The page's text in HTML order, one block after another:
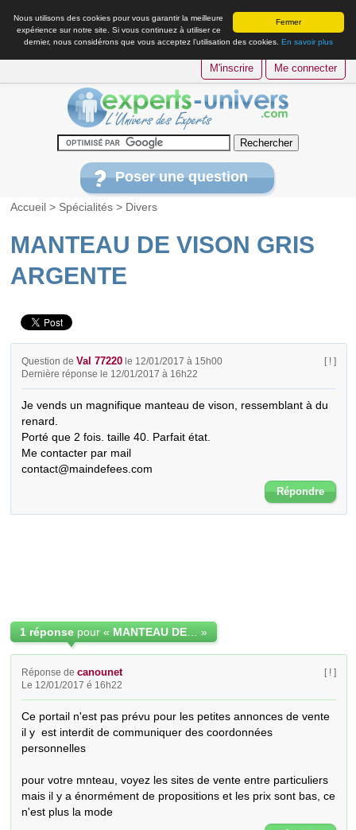
Fermer
Nous utilisons des cookies pour vous garantir la meilleure
expérience sur notre site. Si vous continuez à utiliser ce
dernier, nous considérons que vous acceptez l’utilisation des cookies. En savoir plus
M'inscrire Me connecter
Poser une question
Accueil > Spécialités > Divers
MANTEAU DE VISON GRIS
ARGENTE
Question deVal 77220 le 12/01/2017 à 15h00
Dernière réponse le 12/01/2017 à 16h22
[ ! ]
Je vends un magnifique manteau de vison, ressemblant à du
renard.
Porté que 2 fois. taille 40. Parfait état.
Me contacter par mail
contact@maindefees.com
Répondre
1 réponse pour « »
Réponse decanounet
Le 12/01/2017 é 16h22
[ ! ]
Ce portail n'est pas prévu pour les petites annonces de vente
il y  est interdit de communiquer des coordonnées
personnelles
pour votre mnteau, voyez les sites de vente entre particuliers
mais il y a énormément de propositions et les prix sont bas, ce
n'est plus la mode